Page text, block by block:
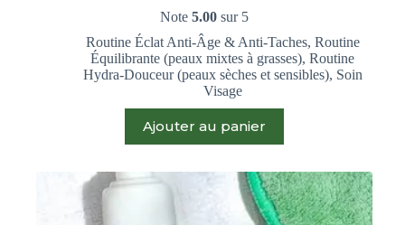
Note5.00 sur 5
Routine Éclat Anti-Âge & Anti-Taches, Routine
Équilibrante (peaux mixtes à grasses),Routine
Hydra-Douceur (peaux sèches et sensibles), Soin
Visage
Ajouter au panier